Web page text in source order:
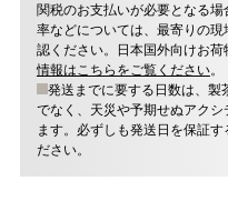
関税のお支払いが必要となる
率などについては、最寄りの
認ください。日本国外向けお荷
情報はこちらをご覧ください。
発送までに要する日数は、製
でなく、天災や予期せぬアク
ます。必ずしも発送日を保証
ださい。